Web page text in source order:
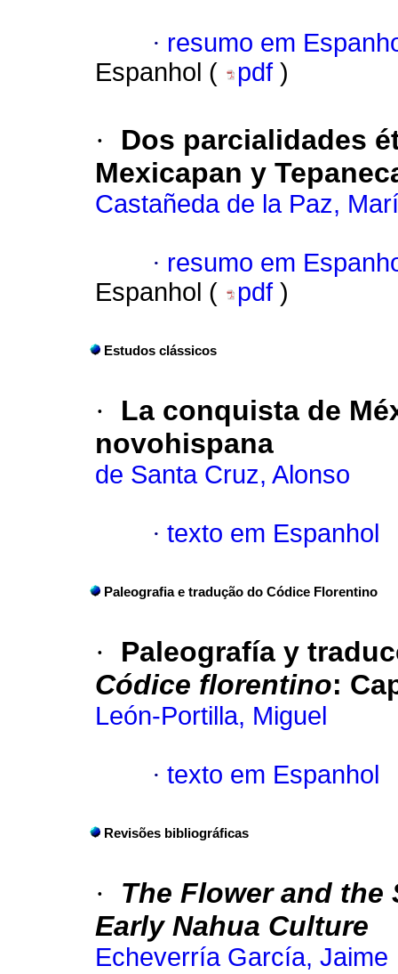
· resumo em
Espanhol (
pdf )
·
Dos parcialidades
Mexicapan y
Castañeda de la Paz,
· resumo em
Espanhol (
pdf )
Estudos clássicos
·
La conquista de
novohispana
de Santa Cruz, Alonso
· texto em Espanhol
Paleografia e tradução do Códice Florentino
·
Paleografía y
Códice florentino:
León-Portilla, Miguel
· texto em Espanhol
Revisões bibliográficas
·
The Flower and the
Early Nahua Culture
Echeverría García, Jaime